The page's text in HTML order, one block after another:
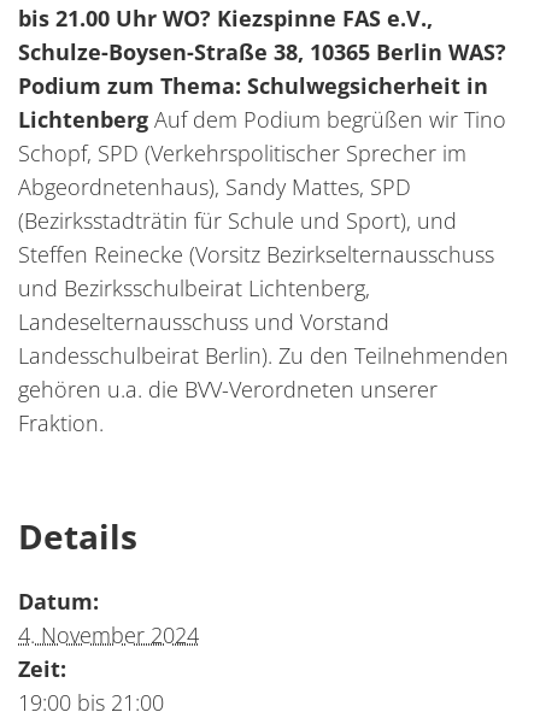
bis 21.00 Uhr WO? Kiezspinne FAS e.V.,
Schulze-Boysen-Straße 38, 10365 Berlin WAS?
Podium zum Thema: Schulwegsicherheit in
Lichtenberg Auf dem Podium begrüßen wir Tino
Schopf, SPD (Verkehrspolitischer Sprecher im
Abgeordnetenhaus), Sandy Mattes, SPD
(Bezirksstadträtin für Schule und Sport), und
Steffen Reinecke (Vorsitz Bezirkselternausschuss
und Bezirksschulbeirat Lichtenberg,
Landeselternausschuss und Vorstand
Landesschulbeirat Berlin). Zu den Teilnehmenden
gehören u.a. die BVV-Verordneten unserer
Fraktion.
Details
Datum:
4. November 2024
Zeit:
19:00 bis 21:00